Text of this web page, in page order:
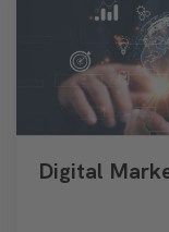
Digital